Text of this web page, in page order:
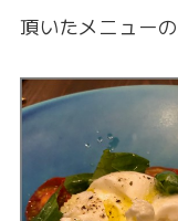
頂いたメニュー